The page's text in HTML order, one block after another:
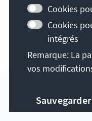
LA
À
Cookies
Cookies
intégrés
Remarque: La
vos
Sauvegarder